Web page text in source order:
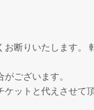
断りいたします。
ございます。
ットと代えさせて